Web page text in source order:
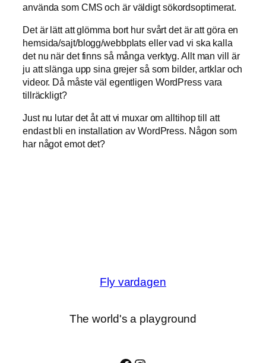
använda som CMS och är väldigt sökordsoptimerat.
Det är lätt att glömma bort hur svårt det är att göra en
hemsida/sajt/blogg/webbplats eller vad vi ska kalla
det nu när det finns så många verktyg. Allt man vill är
ju att slänga upp sina grejer så som bilder, artklar och
videor. Då måste väl egentligen WordPress vara
tillräckligt?
Just nu lutar det åt att vi muxar om alltihop till att
endast bli en installation av WordPress. Någon som
har något emot det?
Fly vardagen
The world's a playground